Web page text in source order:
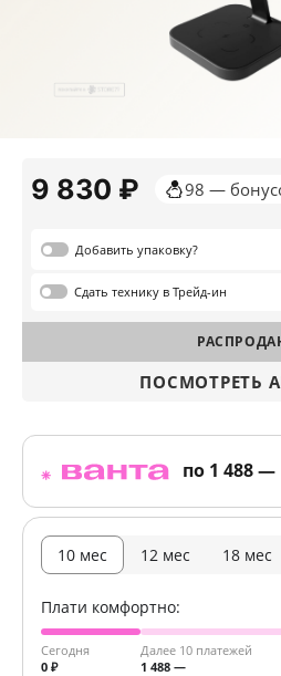
9 830 ₽ 98 —
Добавить упаковку?
Сдать технику в Трейд-ин
ПОСМОТРЕТЬ
по 1 488 —
10 мес 12 мес 18 мес
Плати комфортно:
Сегодня
0 ₽
Далее 10 платежей
1 488 —